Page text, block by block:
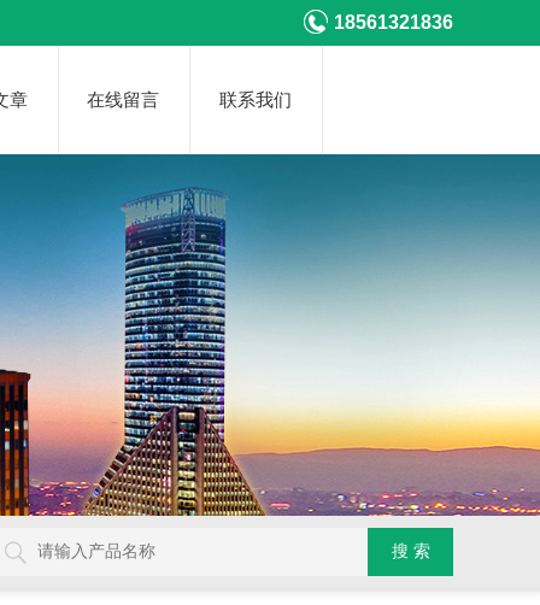
18561321836
章 在线留言 联系我们